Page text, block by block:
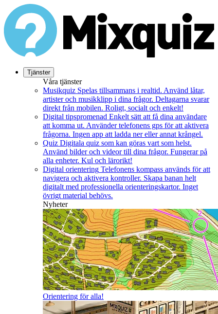
Tjänster
Våra tjänster
Musikquiz Spelas tillsammans i realtid. Använd låtar,
artister och musikklipp i dina frågor. Deltagarna svarar
direkt från mobilen. Roligt, socialt och enkelt!
Digital tipspromenad Enkelt sätt att få dina användare
att komma ut. Använder telefonens gps för att aktivera
frågorna. Ingen app att ladda ner eller annat krångel.
Quiz Digitala quiz som kan göras vart som helst.
Använd bilder och videor till dina frågor. Fungerar på
alla enheter. Kul och lärorikt!
Digital orientering Telefonens kompass används för att
navigera och aktivera kontroller. Skapa banan helt
digitalt med professionella orienteringskartor. Inget
övrigt material behövs.
Nyheter
Orientering för alla!